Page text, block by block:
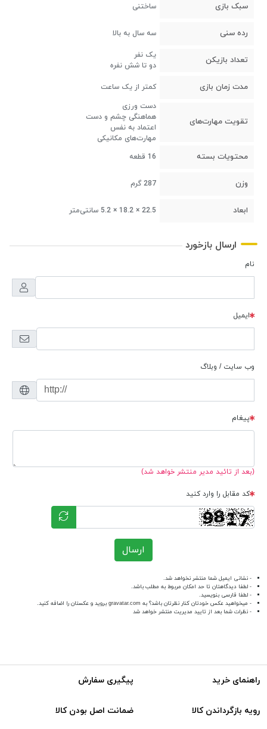
سبک بازی ساختنی
رده سنی سه سال به بالا
تعداد بازیکن
یک نفر
دو تا شش نفره
مدت زمان بازی کمتر از یک ساعت
تقویت مهارت‌های
دست ورزی
هماهنگی چشم و دست
اعتماد به نفس
مهارت‌های مکانیکی
محتویات بسته 16 قطعه
وزن 287 گرم
ابعاد 22.5 × 18.2 × 5.2 سانتی‌متر
ارسال بازخورد
نام
ایمیل
وب سایت / وبلاگ
پیغام
(بعد از تائید مدیر منتشر خواهد شد)
کد مقابل را وارد کنید
ارسال
- نشانی ایمیل شما منتشر نخواهد شد.
- لطفا دیدگاهتان تا حد امکان مربوط به مطلب باشد.
- لطفا فارسی بنویسید.
- میخواهید عکس خودتان کنار نظرتان باشد؟ به gravatar.com بروید و عکستان را اضافه کنید.
- نظرات شما بعد از تایید مدیریت منتشر خواهد شد
راهنمای خرید پیگیری سفارش
رویه بازگرداندن کالا ضمانت اصل بودن کالا